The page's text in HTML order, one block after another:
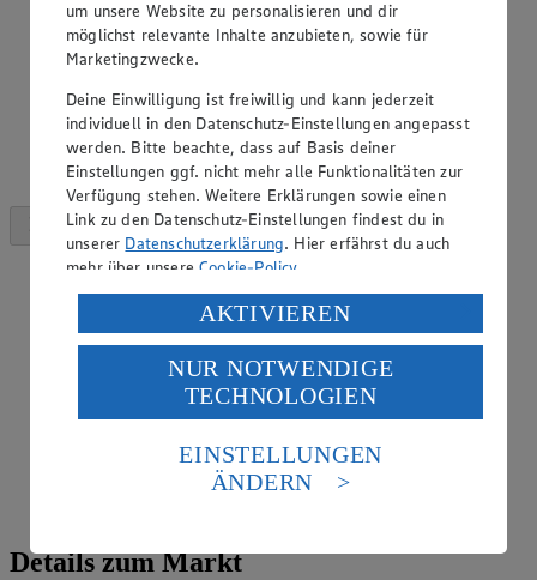
Details zum Markt
um unsere Website zu personalisieren und dir
möglichst relevante Inhalte anzubieten, sowie für
Marketingzwecke.
Deine Einwilligung ist freiwillig und kann jederzeit
individuell in den Datenschutz-Einstellungen angepasst
werden. Bitte beachte, dass auf Basis deiner
Einstellungen ggf. nicht mehr alle Funktionalitäten zur
Verfügung stehen. Weitere Erklärungen sowie einen
Link zu den Datenschutz-Einstellungen findest du in
unserer Datenschutzerklärung. Hier erfährst du auch
mehr über unsereCookie-Policy.
Verarbeitung deiner personenbezogenen Daten in den
USA durch Facebook und YouTube:
Wenn du auf „Aktivieren“ klickst, willigst du im Sinne
des Art. 49 Abs. 1 Satz 1 lit. a) DSGVO ein, dass deine
Daten in den USA verarbeitet werden. Der EuGH sieht
die USA als Land mit einem nach europäischen
Standards nicht angemessenen Datenschutzniveau an.
Es besteht das Risiko eines Zugriffs durch US-
Informationen zum Herausgeber der Seite findest du
AKTIVIEREN
NUR NOTWENDIGE
TECHNOLOGIEN
EINSTELLUNGEN
ÄNDERN